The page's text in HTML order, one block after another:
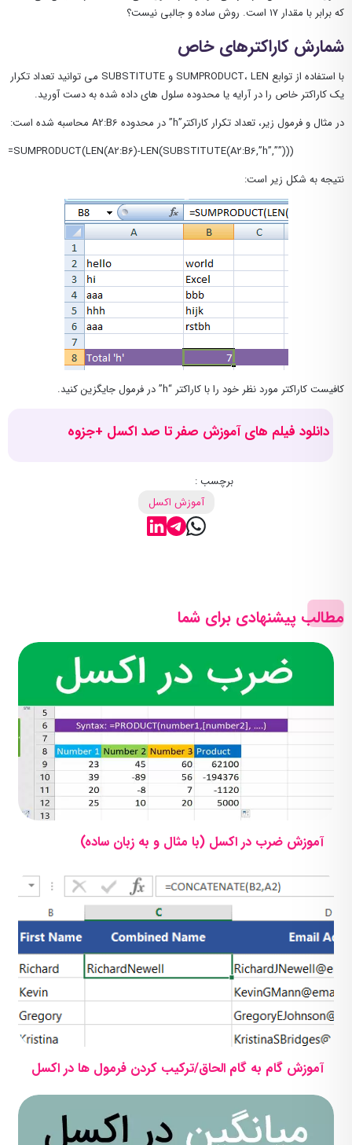
که برابر با مقدار ۱۷ است. روش ساده و جالبی نیست؟
شمارش کاراکترهای خاص
با استفاده از توابع SUMPRODUCT، LEN و SUBSTITUTE می توانید تعداد تکرار
یک کاراکتر خاص را در آرایه یا محدوده سلول های داده شده به دست آورید.
در مثال و فرمول زیر، تعداد تکرار کاراکتر”h” در محدوده A2:B6 محاسبه شده است:
=SUMPRODUCT(LEN(A2:B6)-LEN(SUBSTITUTE(A2:B6,”h”,””)))
نتیجه به شکل زیر است:
کافیست کاراکتر مورد نظر خود را با کاراکتر “h” در فرمول جایگزین کنید.
دانلود فیلم های آموزش صفر تا صد اکسل +جزوه
برچسب :
آموزش اکسل
مطالب پیشنهادی برای شما
آموزش ضرب در اکسل (با مثال و به زبان ساده)
آموزش گام به گام الحاق/ترکیب کردن فرمول ها در اکسل